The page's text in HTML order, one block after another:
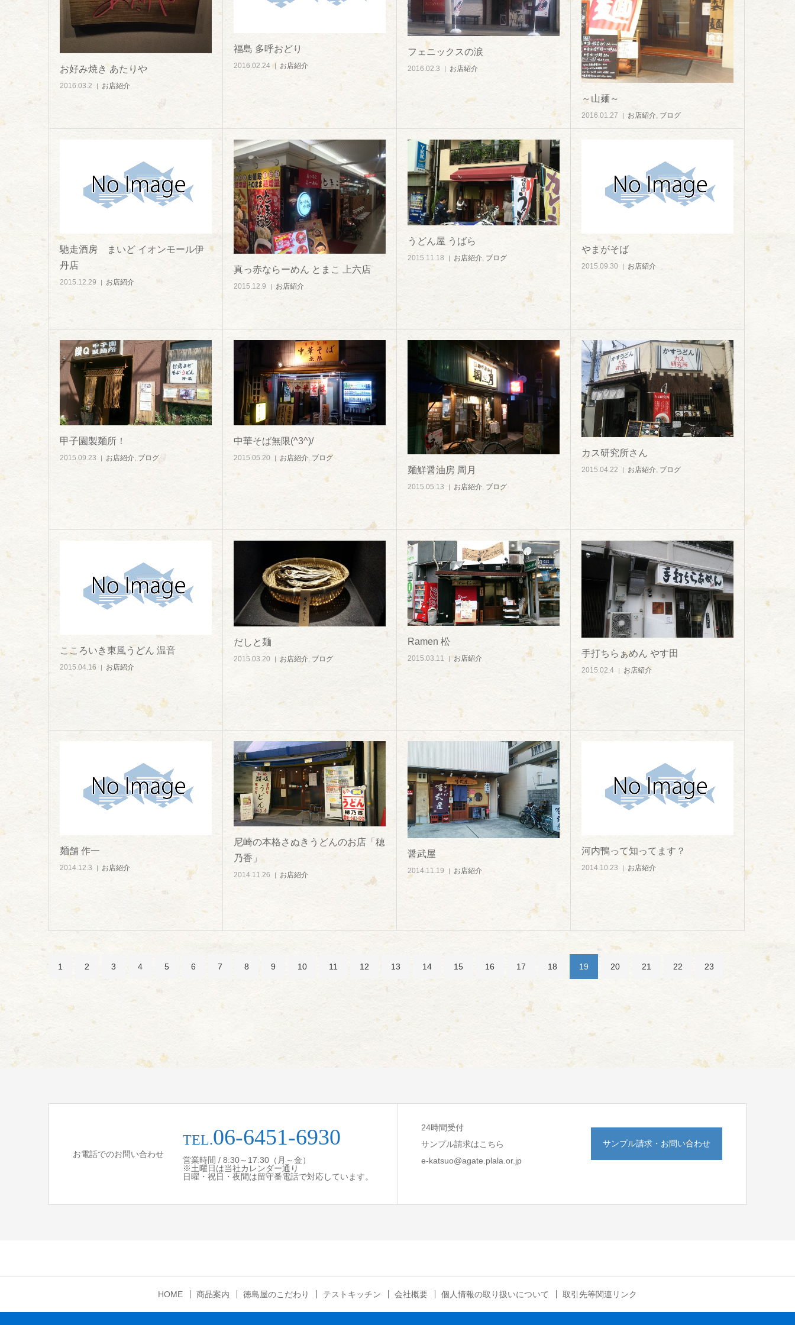
お好み焼き あたりや
2016.03.2 お店紹介
福島 多呼おどり
2016.02.24 お店紹介
フェニックスの涙
2016.02.3 お店紹介
～山麺～
2016.01.27 お店紹介 ブログ
馳走酒房 まいど イオンモール伊
丹店
2015.12.29 お店紹介
真っ赤ならーめん とまこ 上六店
2015.12.9 お店紹介
うどん屋 うばら
2015.11.18 お店紹介 ブログ
やまがそば
2015.09.30 お店紹介
甲子園製麺所！
2015.09.23 お店紹介, ブログ
中華そば無限(^3^)/
2015.05.20 お店紹介, ブログ
麺鮮醤油房 周月
2015.05.13 お店紹介 ブログ
カス研究所さん
2015.04.22 お店紹介, ブログ
こころいき東風うどん 温音
2015.04.16 お店紹介
だしと麺
2015.03.20 お店紹介 ブログ
Ramen 松
2015.03.11 お店紹介
手打ちらぁめん やす田
2015.02.4 お店紹介
麺舗 作一
2014.12.3 お店紹介
尼崎の本格さぬきうどんのお店「穂
乃香」
2014.11.26 お店紹介
醤武屋
2014.11.19 お店紹介
河内鴨って知ってます？
2014.10.23 お店紹介
1 2 3 4 5 6 7 8 9 10 11 12 13 14 15 16 17 18 19 20 21 22 23
お電話でのお問い合わせ
TEL.06-6451-6930
営業時間 / 8:30～17:30（月～金）
※土曜日は当社カレンダー通り
日曜・祝日・夜間は留守番電話で対応しています。
24時間受付
サンプル請求はこちら
e-katsuo@agate.plala.or.jp
サンプル請求・お問い合わせ
HOME 商品案内 徳島屋のこだわり テストキッチン 会社概要 個人情報の取り扱いについて 取引先等関連リンク